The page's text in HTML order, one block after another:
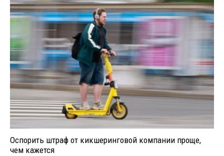
Оспорить штраф от кикшеринговой компании проще,
чем кажется